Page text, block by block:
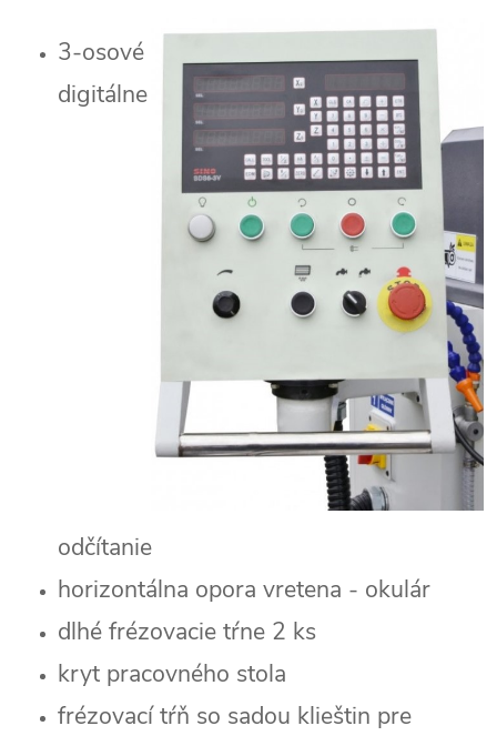
3-osové
digitálne
odčítanie
horizontálna opora vretena - okulár
dlhé frézovacie tŕne 2 ks
kryt pracovného stola
frézovací tŕň so sadou klieštin pre